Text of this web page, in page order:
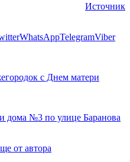
Источник
WhatsAppTelegramViber
с Днем матери
дома №3 по улице Баранова
от автора